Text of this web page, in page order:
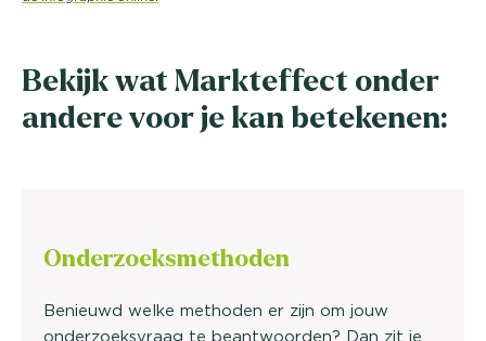
Bekijk wat Markteffect onder
andere voor je kan betekenen:
Onderzoeksmethoden
Benieuwd welke methoden er zijn om jouw
onderzoeksvraag te beantwoorden? Dan zit je